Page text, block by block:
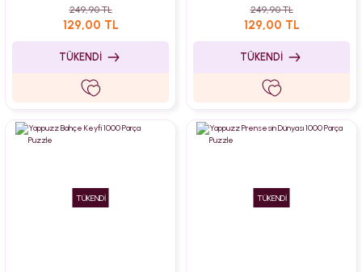
249,90 TL
129,00 TL
TÜKENDİ
249,90 TL
129,00 TL
TÜKENDİ
TÜKENDİ TÜKENDİ